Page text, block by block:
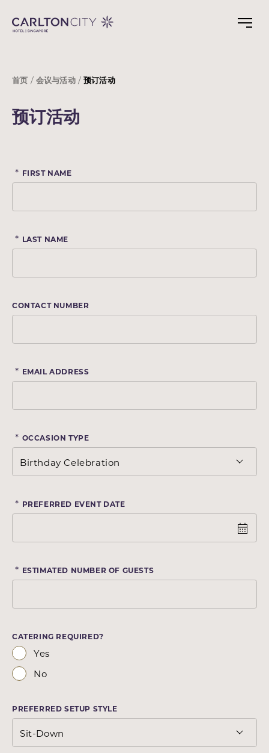
main
首页 会议与活动 预订活动
预订活动
* FIRST NAME
* LAST NAME
CONTACT NUMBER
* EMAIL ADDRESS
* OCCASION TYPE
* PREFERRED EVENT DATE
* ESTIMATED NUMBER OF GUESTS
CATERING REQUIRED?
Yes
No
PREFERRED SETUP STYLE